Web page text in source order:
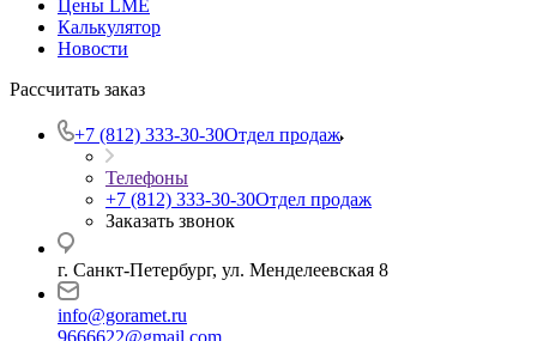
Цены LME
Калькулятор
Новости
Рассчитать заказ
+7 (812) 333-30-30Отдел продаж
Телефоны
+7 (812) 333-30-30Отдел продаж
Заказать звонок
г. Санкт-Петербург, ул. Менделеевская 8
info@goramet.ru
9666622@gmail.com